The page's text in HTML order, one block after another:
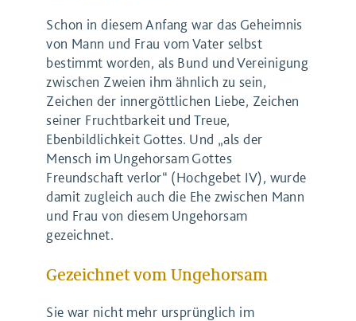
Schon in diesem Anfang war das Geheimnis
von Mann und Frau vom Vater selbst
bestimmt worden, als Bund und Vereinigung
zwischen Zweien ihm ähnlich zu sein,
Zeichen der innergöttlichen Liebe, Zeichen
seiner Fruchtbarkeit und Treue,
Ebenbildlichkeit Gottes. Und „als der
Mensch im Ungehorsam Gottes
Freundschaft verlor“ (Hochgebet IV), wurde
damit zugleich auch die Ehe zwischen Mann
und Frau von diesem Ungehorsam
gezeichnet.
Gezeichnet vom Ungehorsam
Sie war nicht mehr ursprünglich im